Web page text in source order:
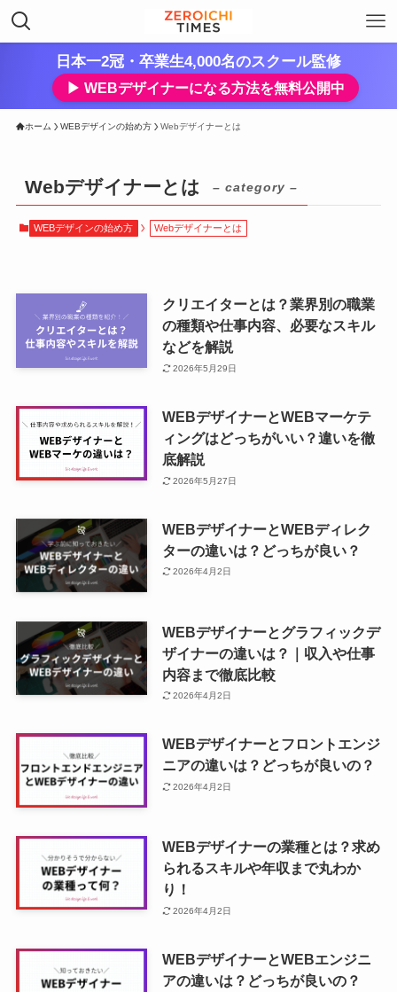
日本一2冠・卒業生4,000名のスクール監修
▶︎ WEBデザイナーになる方法を無料公開中
ホーム WEBデザインの始め方 Webデザイナーとは
Webデザイナーとは – category –
WEBデザインの始め方 Webデザイナーとは
クリエイターとは？業界別の職業
の種類や仕事内容、必要なスキル
などを解説
2026年5月29日
WEBデザイナーとWEBマーケテ
ィングはどっちがいい？違いを徹
底解説
2026年5月27日
WEBデザイナーとWEBディレク
ターの違いは？どっちが良い？
2026年4月2日
WEBデザイナーとグラフィックデ
ザイナーの違いは？｜収入や仕事
内容まで徹底比較
2026年4月2日
WEBデザイナーとフロントエンジ
ニアの違いは？どっちが良いの？
2026年4月2日
WEBデザイナーの業種とは？求め
られるスキルや年収まで丸わか
り！
2026年4月2日
WEBデザイナーとWEBエンジニ
アの違いは？どっちが良いの？